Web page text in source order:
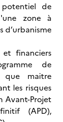
de
zone à
d’urbanisme
financiers
de
que maitre
les risques
Avant-Projet
(APD),